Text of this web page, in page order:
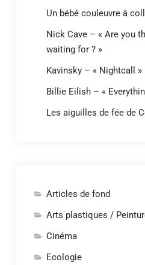
Un bébé couleuvre à
Nick Cave – « Are you
waiting for ? »
Kavinsky – « Nightcall »
Billie Eilish – «
Les aiguilles de fée de
Articles de fond
Arts plastiques /
Cinéma
Ecologie